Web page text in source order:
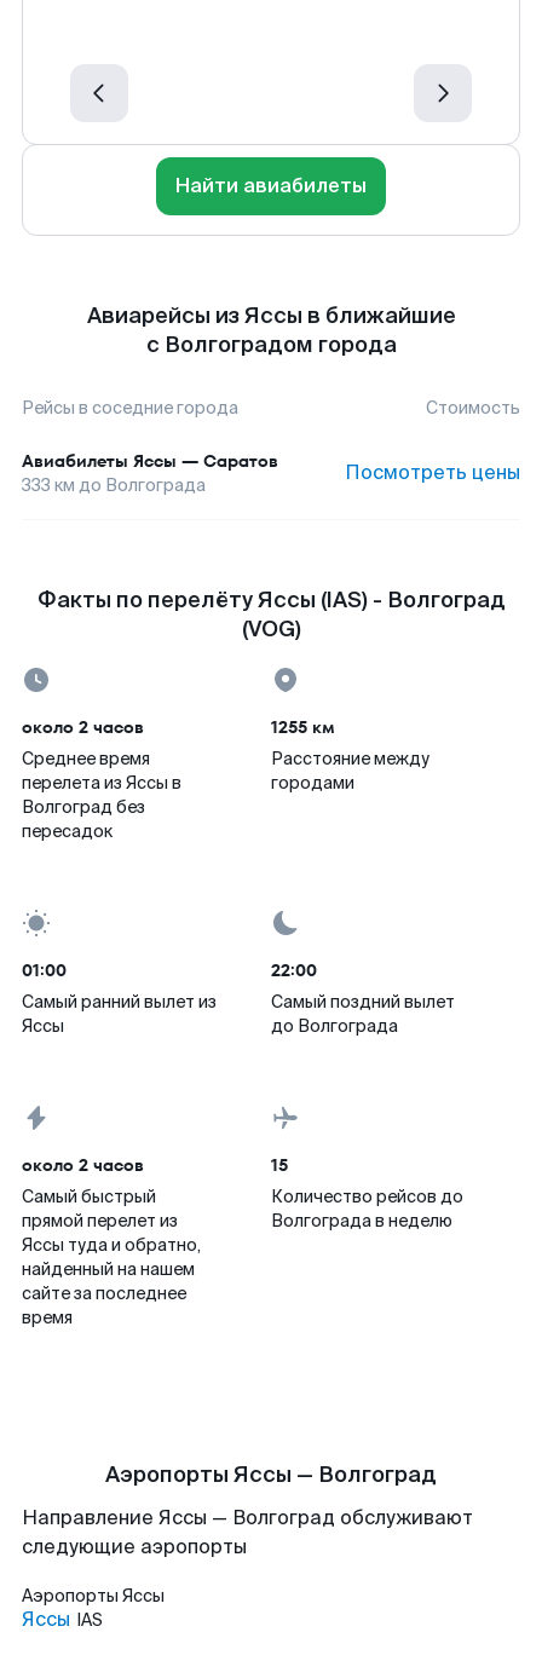
Найти авиабилеты
Авиарейсы из Яссы в ближайшие
с Волгоградом города
Рейсы в соседние города Стоимость
Авиабилеты Яссы — Саратов
333 км до Волгограда Посмотреть цены
Факты по перелёту Яссы (IAS) - Волгоград
(VOG)
около 2 часов
Среднее время
перелета из Яссы в
Волгоград без
пересадок
1255 км
Расстояние между
городами
01:00
Самый ранний вылет из
Яссы
22:00
Самый поздний вылет
до Волгограда
около 2 часов
Самый быстрый
прямой перелет из
Яссы туда и обратно,
найденный на нашем
сайте за последнее
время
15
Количество рейсов до
Волгограда в неделю
Аэропорты Яссы — Волгоград
Направление Яссы — Волгоград обслуживают
следующие аэропорты
Аэропорты Яссы
Яссы IAS